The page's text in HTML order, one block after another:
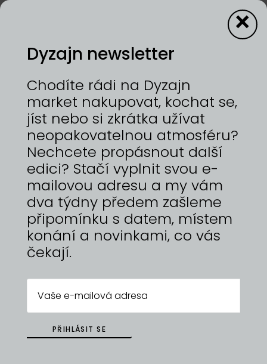
1—2/8/2026 | HOLEŠOVICKÁ TRŽNICE
ARCHE. Uniforma pro tvůrce. Heavyweight bavlna,
šitá v Česku. Bez log, bez zbytečností — jen
brutální kvalita, NILCOT zpracování a digitální
pasport produktu v QR kódu. Cirkulární systém,
kus, který vás přežije. Luxus je to, co po vás
zůstane. — EN — ARCHE. A uniform for makers.
Heavyweight cotton, sewn in Czechia. No logos,
no noise — just brutal quality, NILCOT processing,
and a digital product passport in a QR code. A
circular system, a piece built to outlast trends.
True luxury is what you leave behind.
https://www.archefashion.com
Dyzajn newsletter
Chodíte rádi na Dyzajn
market nakupovat, kochat se,
jíst nebo si zkrátka užívat
neopakovatelnou atmosféru?
Nechcete propásnout další
edici? Stačí vyplnit svou e-
mailovou adresu a my vám
dva týdny předem zašleme
připomínku s datem, místem
konání a novinkami, co vás
čekají.
PŘIHLÁSIT SE
×